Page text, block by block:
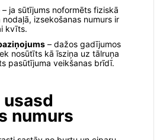
– ja sūtījums noformēts fiziskā
izsekošanas numurs ir
kvīts.
– dažos gadījumos
nosūtīts kā īsziņa uz tālruņa
pasūtījuma veikšanas brīdī.
numurs